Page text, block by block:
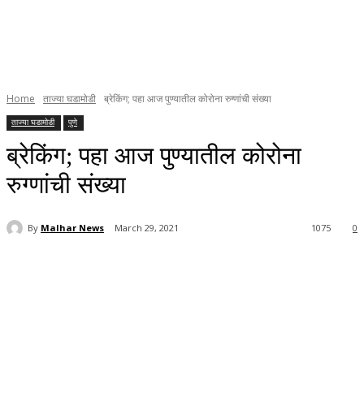
Home ताज्या घडामोडी ब्रेकिंग; पहा आज पुण्यातील कोरोना रुग्णांची संख्या
ताज्या घडामोडी पुणे
ब्रेकिंग; पहा आज पुण्यातील कोरोना
रुग्णांची संख्या
By Malhar News March 29, 2021 0
1075